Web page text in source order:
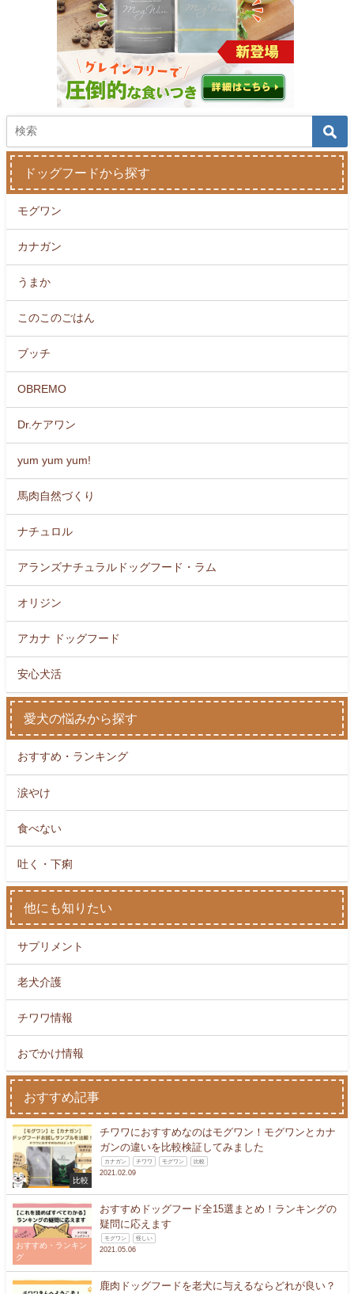
ドッグフードから探す
モグワン
カナガン
うまか
このこのごはん
ブッチ
OBREMO
Dr.ケアワン
yum yum yum!
馬肉自然づくり
ナチュロル
アランズナチュラルドッグフード・ラム
オリジン
アカナ ドッグフード
安心犬活
愛犬の悩みから探す
おすすめ・ランキング
涙やけ
食べない
吐く・下痢
他にも知りたい
サプリメント
老犬介護
チワワ情報
おでかけ情報
おすすめ記事
比較
チワワにおすすめなのはモグワン！モグワンとカナ
ガンの違いを比較検証してみました
カナガン チワワ モグワン 比較
2021.02.09
おすすめ・ランキン
グ
おすすめドッグフード全15選まとめ！ランキングの
疑問に応えます
モグワン 怪しい
2021.05.06
鹿肉ドッグフードを老犬に与えるならどれが良い？